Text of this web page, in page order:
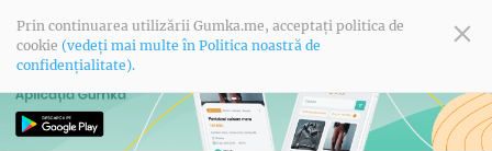
Prin continuarea utilizării Gumka.me, acceptați politica de
cookie (vedeți mai multe în Politica noastră de
confidențialitate).